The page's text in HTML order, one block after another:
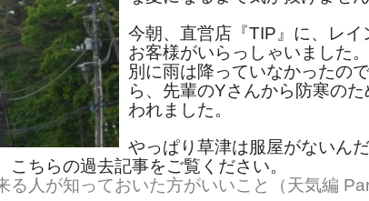
今朝、直営店『TIP』に、レイ
お客様がいらっしゃいました。
別に雨は降っていなかったの
ら、先輩のYさんから防寒の
われました。
やっぱり草津は服屋がないん
こちらの過去記事をご覧ください。
る人が知っておいた方がいいこと（天気編